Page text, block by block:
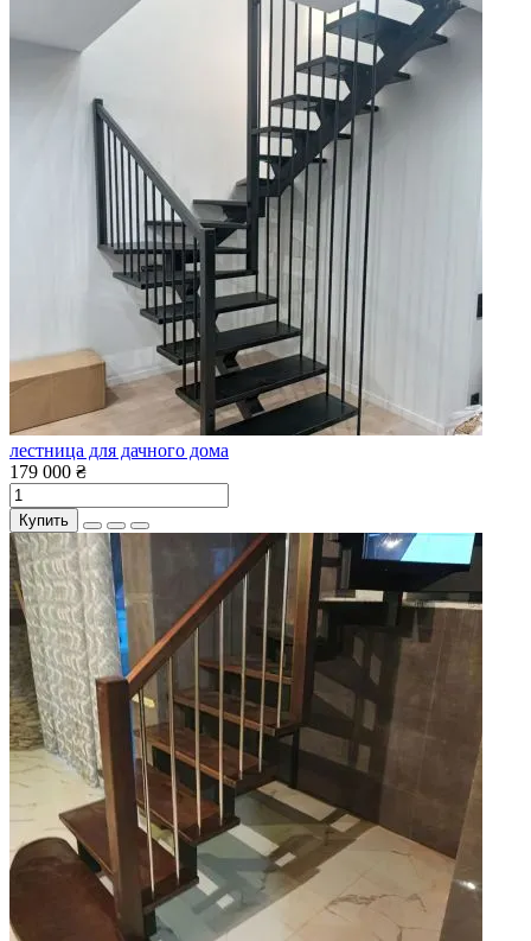
лестница для дачного дома
179 000 ₴
Купить